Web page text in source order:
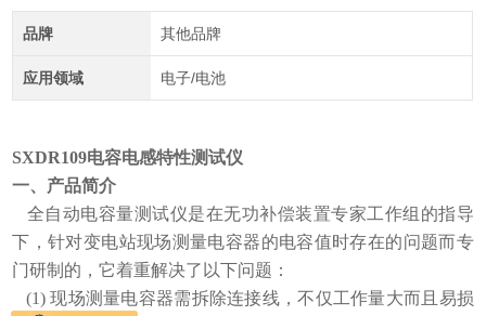
品牌 其他品牌
应用领域 电子/电池
SXDR109电容电感特性测试仪
一、产品简介
全自动电容量测试仪是在无功补偿装置专家工作组的指导
下，针对变电站现场测量电容器的电容值时存在的问题而专
门研制的，它着重解决了以下问题：
(1) 现场测量电容器需拆除连接线，不仅工作量大而且易损